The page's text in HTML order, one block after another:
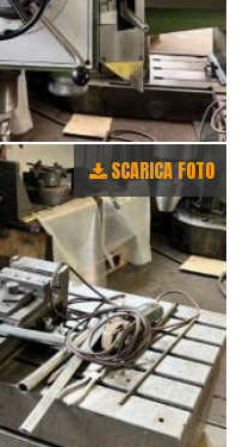
SCARICA FOTO